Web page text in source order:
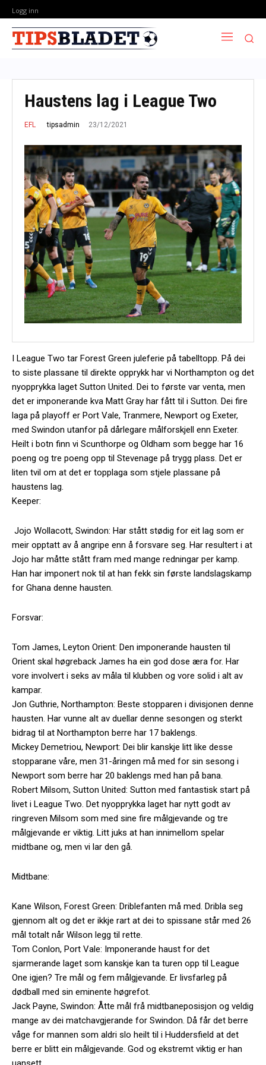
Logg inn
Haustens lag i League Two
EFL tipsadmin 23/12/2021
I League Two tar Forest Green juleferie på tabelltopp. På dei
to siste plassane til direkte opprykk har vi Northampton og det
nyopprykka laget Sutton United. Dei to første var venta, men
det er imponerande kva Matt Gray har fått til i Sutton. Dei fire
laga på playoff er Port Vale, Tranmere, Newport og Exeter,
med Swindon utanfor på dårlegare målforskjell enn Exeter.
Heilt i botn finn vi Scunthorpe og Oldham som begge har 16
poeng og tre poeng opp til Stevenage på trygg plass. Det er
liten tvil om at det er topplaga som stjele plassane på
haustens lag.
Keeper:
Jojo Wollacott, Swindon: Har stått stødig for eit lag som er
meir opptatt av å angripe enn å forsvare seg. Har resultert i at
Jojo har måtte stått fram med mange redningar per kamp.
Han har imponert nok til at han fekk sin første landslagskamp
for Ghana denne hausten.
Forsvar:
Tom James, Leyton Orient: Den imponerande hausten til
Orient skal høgreback James ha ein god dose æra for. Har
vore involvert i seks av måla til klubben og vore solid i alt av
kampar.
Jon Guthrie, Northampton: Beste stopparen i divisjonen denne
hausten. Har vunne alt av duellar denne sesongen og sterkt
bidrag til at Northampton berre har 17 baklengs.
Mickey Demetriou, Newport: Dei blir kanskje litt like desse
stopparane våre, men 31-åringen må med for sin sesong i
Newport som berre har 20 baklengs med han på bana.
Robert Milsom, Sutton United: Sutton med fantastisk start på
livet i League Two. Det nyopprykka laget har nytt godt av
ringreven Milsom som med sine fire målgjevande og tre
målgjevande er viktig. Litt juks at han innimellom spelar
midtbane og, men vi lar den gå.
Midtbane:
Kane Wilson, Forest Green: Driblefanten må med. Dribla seg
gjennom alt og det er ikkje rart at dei to spissane står med 26
mål totalt når Wilson legg til rette.
Tom Conlon, Port Vale: Imponerande haust for det
sjarmerande laget som kanskje kan ta turen opp til League
One igjen? Tre mål og fem målgjevande. Er livsfarleg på
dødball med sin eminente høgrefot.
Jack Payne, Swindon: Åtte mål frå midtbaneposisjon og veldig
mange av dei matchavgjerande for Swindon. Då får det berre
våge for mannen som aldri slo heilt til i Huddersfield at det
berre er blitt ein målgjevande. God og ekstremt viktig er han